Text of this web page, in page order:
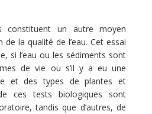
constituent un autre moyen
de la qualité de l’eau. Cet essai
si l’eau ou les sédiments sont
de vie ou s’il y a eu une
et des types de plantes et
ces tests biologiques sont
tandis que d’autres, de